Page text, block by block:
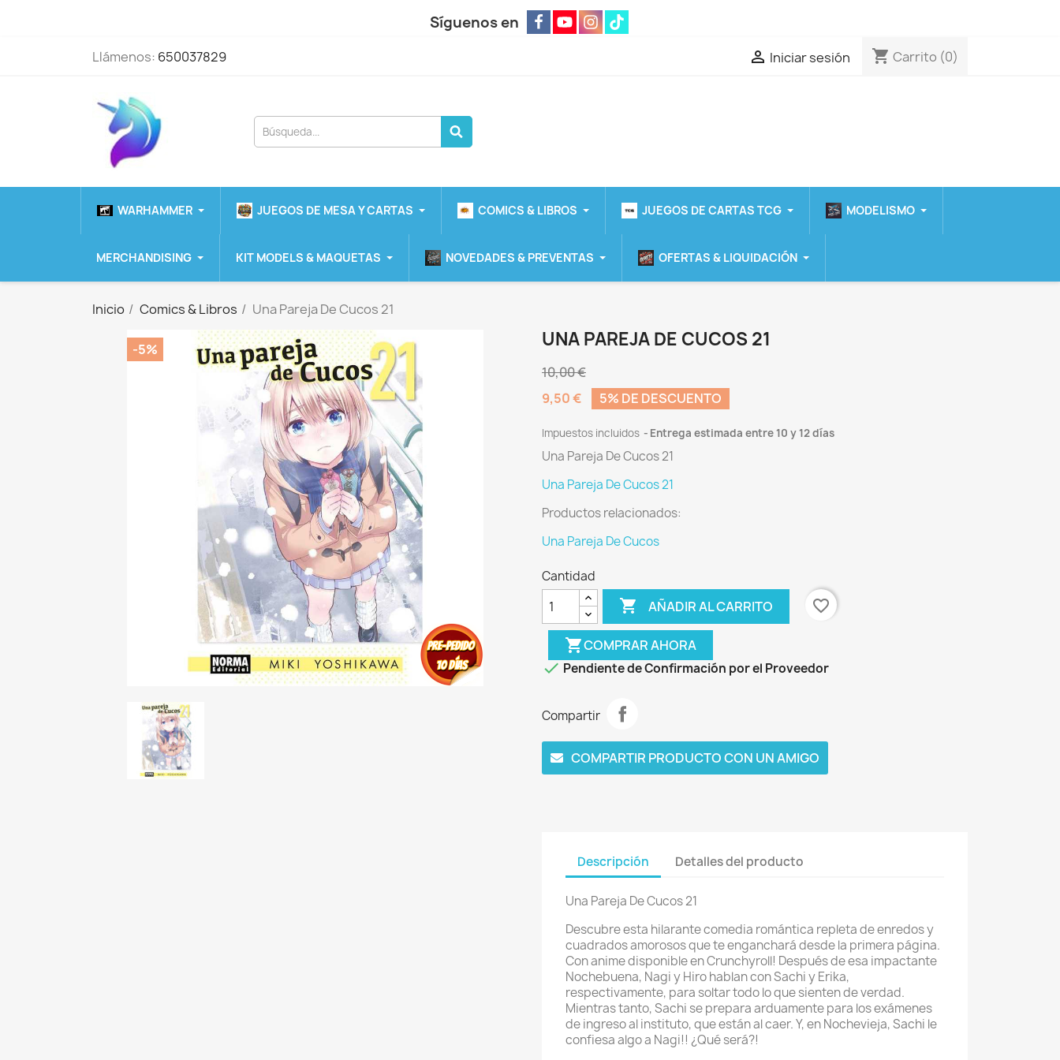
Síguenos en
Llámenos: 650037829  Iniciar sesión shopping_cart Carrito (0)
WARHAMMER JUEGOS DE MESA Y CARTAS COMICS & LIBROS JUEGOS DE CARTAS TCG MODELISMO
MERCHANDISING KIT MODELS & MAQUETAS NOVEDADES & PREVENTAS OFERTAS & LIQUIDACIÓN
Inicio Comics & Libros Una Pareja De Cucos 21
-5% UNA PAREJA DE CUCOS 21
10,00 €
9,50 €
5% DE DESCUENTO
Impuestos incluidos Entrega estimada entre 10 y 12 días
Una Pareja De Cucos 21
Una Pareja De Cucos 21
Productos relacionados:
Una Pareja De Cucos
Cantidad
 AÑADIR AL CARRITO favorite_border
shopping_cartCOMPRAR AHORA
 Pendiente de Confirmación por el Proveedor
Compartir
COMPARTIR PRODUCTO CON UN AMIGO
Descripción Detalles del producto
Una Pareja De Cucos 21
Descubre esta hilarante comedia romántica repleta de enredos y
cuadrados amorosos que te enganchará desde la primera página.
Con anime disponible en Crunchyroll! Después de esa impactante
Nochebuena, Nagi y Hiro hablan con Sachi y Erika,
respectivamente, para soltar todo lo que sienten de verdad.
Mientras tanto, Sachi se prepara arduamente para los exámenes
de ingreso al instituto, que están al caer. Y, en Nochevieja, Sachi le
confiesa algo a Nagi!! ¿Qué será?!